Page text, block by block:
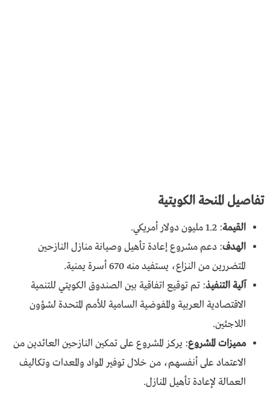
تفاصيل المنحة الكويتية
القيمة: 1.2 مليون دولار أمريكي.
الهدف: دعم مشروع إعادة تأهيل وصيانة منازل النازحين
المتضررين من النزاع، يستفيد منه 670 أسرة يمنية.
آلية التنفيذ: تم توقيع اتفاقية بين الصندوق الكويتي للتنمية
الاقتصادية العربية والمفوضية السامية للأمم المتحدة لشؤون
اللاجئين.
مميزات المشروع: يركز المشروع على تمكين النازحين العائدين من
الاعتماد على أنفسهم، من خلال توفير المواد والمعدات وتكاليف
العمالة لإعادة تأهيل المنازل.